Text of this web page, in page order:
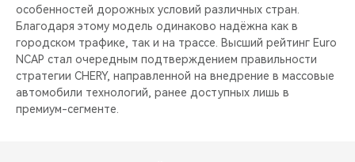
особенностей дорожных условий различных стран.
Благодаря этому модель одинаково надёжна как в
городском трафике, так и на трассе. Высший рейтинг Euro
NCAP стал очередным подтверждением правильности
стратегии CHERY, направленной на внедрение в массовые
автомобили технологий, ранее доступных лишь в
премиум-сегменте.